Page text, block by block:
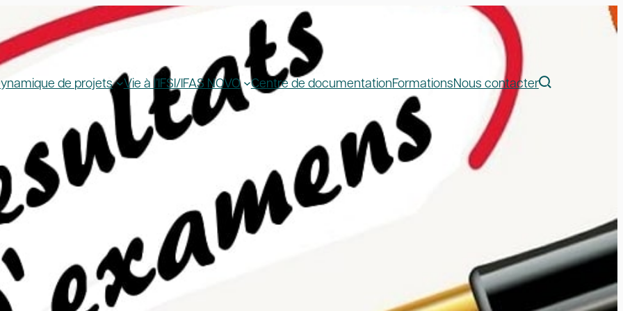
de projets Vie à l’IFSI/IFAS NOVO Centre de documentationFormationsNous contacter